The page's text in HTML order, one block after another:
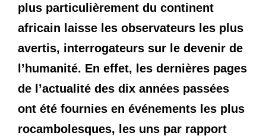
plus particulièrement du continent
africain laisse les observateurs les plus
avertis, interrogateurs sur le devenir de
l’humanité. En effet, les dernières pages
de l’actualité des dix années passées
ont été fournies en événements les plus
rocambolesques, les uns par rapport